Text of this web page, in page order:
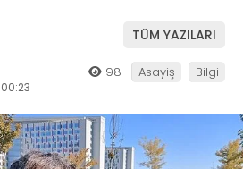
TÜM YAZILARI
98 Asayiş Bilgi